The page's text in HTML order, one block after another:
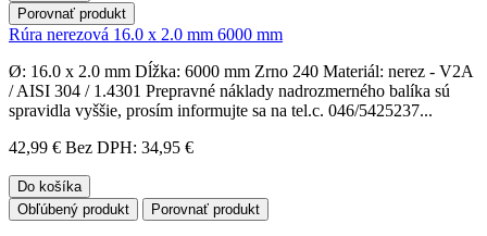
Porovnať produkt
Rúra nerezová 16.0 x 2.0 mm 6000 mm
Ø: 16.0 x 2.0 mm Dĺžka: 6000 mm Zrno 240 Materiál: nerez - V2A
/ AISI 304 / 1.4301 Prepravné náklady nadrozmerného balíka sú
spravidla vyššie, prosím informujte sa na tel.c. 046/5425237...
42,99 € Bez DPH: 34,95 €
Do košíka
Obľúbený produkt
Porovnať produkt